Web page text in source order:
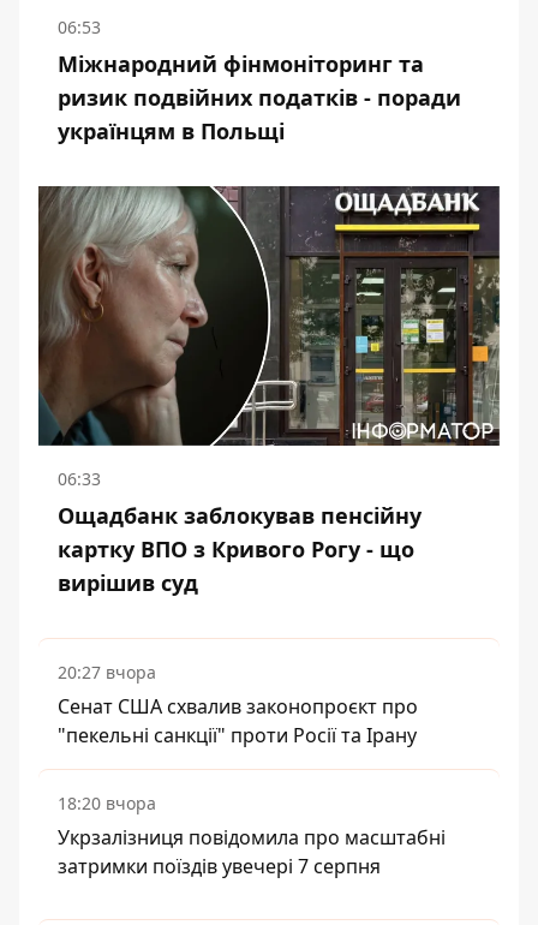
06:53
Міжнародний фінмоніторинг та
ризик подвійних податків - поради
українцям в Польщі
06:33
Ощадбанк заблокував пенсійну
картку ВПО з Кривого Рогу - що
вирішив суд
20:27 вчора
Сенат США схвалив законопроєкт про
"пекельні санкції" проти Росії та Ірану
18:20 вчора
Укрзалізниця повідомила про масштабні
затримки поїздів увечері 7 серпня